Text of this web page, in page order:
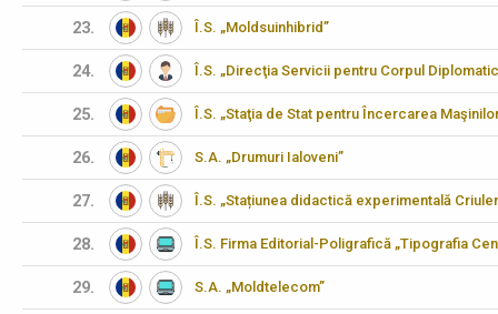
23. Î.S. „Moldsuinhibrid”
24. Î.S. „Direcţia Servicii pentru Corpul
25. Î.S. „Staţia de Stat pentru Încercarea
26. S.A. „Drumuri Ialoveni”
27. Î.S. „Stațiunea didactică experimentală
28. Î.S. Firma Editorial-Poligrafică „Tipografia
29. S.A. „Moldtelecom”